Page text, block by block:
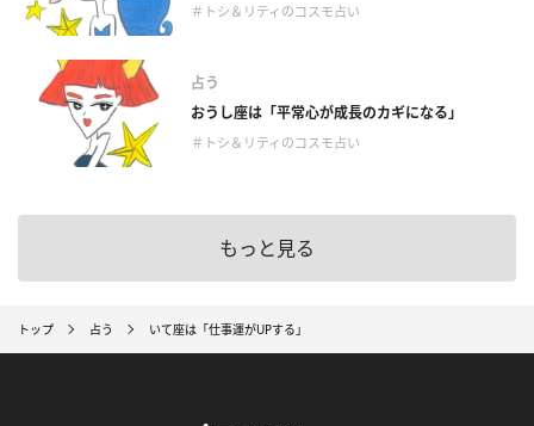
＃トシ＆リティのコスモ占い
占う
おうし座は「平常心が成長のカギになる」
＃トシ＆リティのコスモ占い
もっと見る
トップ 占う いて座は「仕事運がUPする」